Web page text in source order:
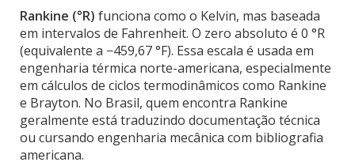
Rankine (°R) funciona como o Kelvin, mas baseada
em intervalos de Fahrenheit. O zero absoluto é 0 °R
(equivalente a −459,67 °F). Essa escala é usada em
engenharia térmica norte-americana, especialmente
em cálculos de ciclos termodinâmicos como Rankine
e Brayton. No Brasil, quem encontra Rankine
geralmente está traduzindo documentação técnica
ou cursando engenharia mecânica com bibliografia
americana.